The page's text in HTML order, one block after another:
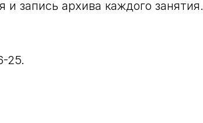
и запись архива каждого занятия.
25.